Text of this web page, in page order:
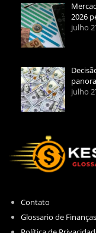
2026
julho
julho
Contato
Glossario de Finanças